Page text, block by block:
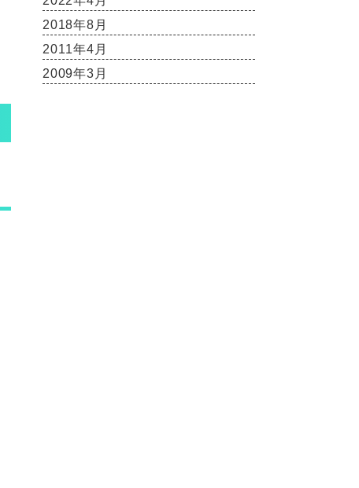
2018年8月
2011年4月
2009年3月